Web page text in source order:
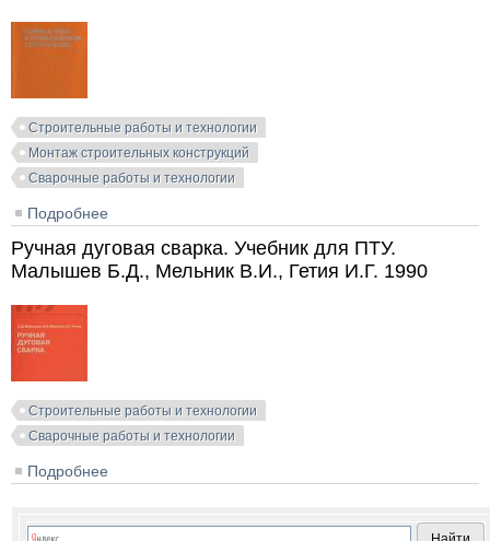
Строительные работы и технологии
Монтаж строительных конструкций
Сварочные работы и технологии
Подробнее
Ручная дуговая сварка. Учебник для ПТУ.
Малышев Б.Д., Мельник В.И., Гетия И.Г. 1990
Строительные работы и технологии
Сварочные работы и технологии
Подробнее